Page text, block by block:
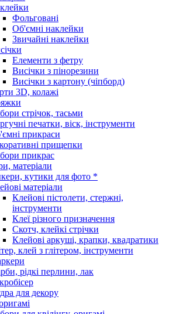
Фольговані
Об'ємні наклейки
Звичайні наклейки
Елементи з фетру
Висічки з пінорезини
Висічки з картону (чіпборд)
3D, колажі
стрічок, тасьми
печатки, віск, інструменти
прикраси
прищепки
прикрас
матеріали
кутики для фото *
матеріали
Клейові пістолети, стержні,
інструменти
Клеї різного призначення
Скотч, клейкі стрічки
Клейові аркуші, крапки, квадратики
клей з глітером, інструменти
рідкі перлини, лак
для декору